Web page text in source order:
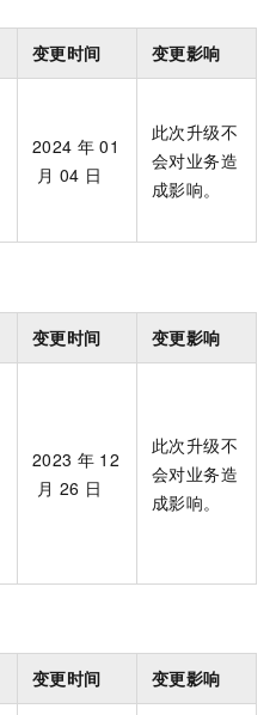
变更时间 变更影响
2024 年 01
月 04 日
此次升级不
会对业务造
成影响。
变更时间 变更影响
2023 年 12
月 26 日
此次升级不
会对业务造
成影响。
变更时间 变更影响